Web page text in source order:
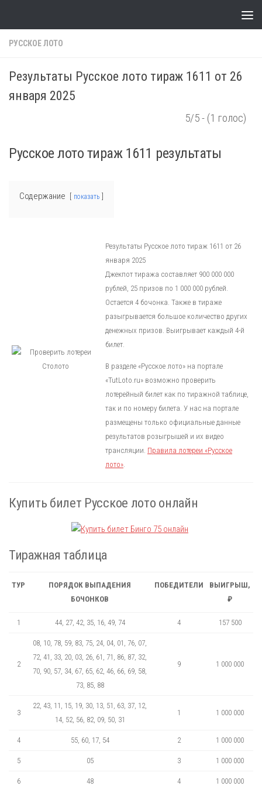
РУССКОЕ ЛОТО
Результаты Русское лото тираж 1611 от 26
января 2025
5/5 - (1 голос)
Русское лото тираж 1611 результаты
Содержание показать
Результаты Русское лото тираж 1611 от 26
января 2025
Джекпот тиража составляет 900 000 000
рублей, 25 призов по 1 000 000 рублей.
Остается 4 бочонка. Также в тираже
разыгрывается большое количество других
денежных призов. Выигрывает каждый 4-й
билет.
В разделе «Русское лото» на портале
«TutLoto.ru» возможно проверить
лотерейный билет как по тиражной таблице,
так и по номеру билета. У нас на портале
размещены только официальные данные
результатов розыгрышей и их видео
трансляции. Правила лотереи «Русское
лото».
Купить билет Русское лото онлайн
Тиражная таблица
ТУР
ПОРЯДОК ВЫПАДЕНИЯ
БОЧОНКОВ
ПОБЕДИТЕЛИ
ВЫИГРЫШ,
₽
1 44, 27, 42, 35, 16, 49, 74 4 157 500
2
08, 10, 78, 59, 83, 75, 24, 04, 01, 76, 07,
72, 41, 33, 20, 03, 26, 61, 71, 86, 87, 32,
70, 90, 57, 34, 67, 65, 62, 46, 66, 69, 58,
73, 85, 88
9 1 000 000
3
22, 43, 11, 15, 19, 30, 13, 51, 63, 37, 12,
14, 52, 56, 82, 09, 50, 31
1 1 000 000
4 55, 60, 17, 54 2 1 000 000
5 05 3 1 000 000
6 48 4 1 000 000